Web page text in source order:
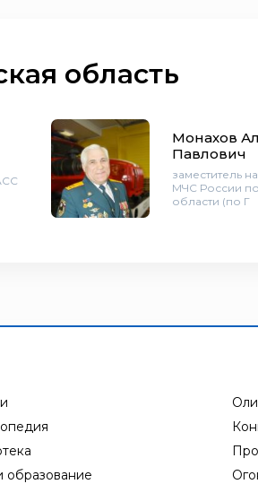
область
Монахов
Павлович
заместитель
МЧС России
области (по Г
образование